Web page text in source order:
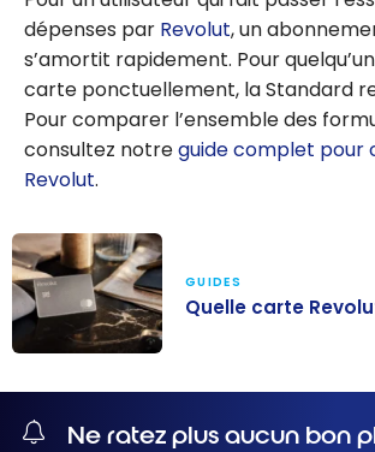
dépenses par Revolut, un
s’amortit rapidement. Pour
carte ponctuellement, la Standard
Pour comparer l’ensemble des
consultez notreguide complet pour
Revolut.
Revolut
choisir ?
GUIDES
Quelle carte
Ne ratez plus aucun bon